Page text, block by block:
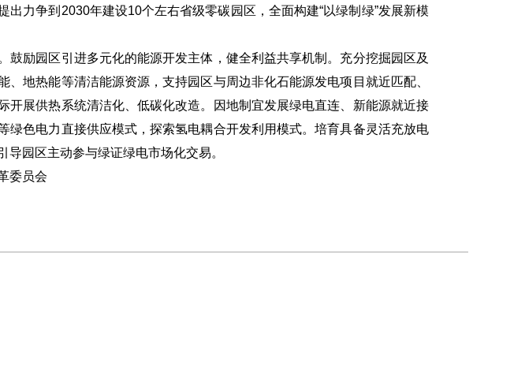
出力争到2030年建设10个左右省级零碳园区，全面构建“以绿制绿”发展新模
励园区引进多元化的能源开发主体，健全利益共享机制。充分挖掘园区及
、地热能等清洁能源资源，支持园区与周边非化石能源发电项目就近匹配、
开展供热系统清洁化、低碳化改造。因地制宜发展绿电直连、新能源就近接
绿色电力直接供应模式，探索氢电耦合开发利用模式。培育具备灵活充放电
导园区主动参与绿证绿电市场化交易。
委员会